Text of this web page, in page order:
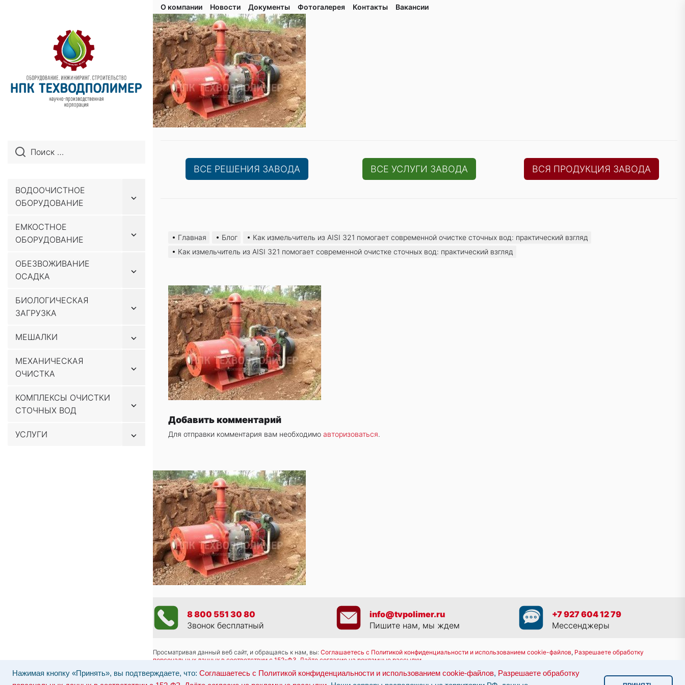
Нажимая кнопку «Принять», вы подтверждаете, что: Соглашаетесь с Политикой конфиденциальности и использованием cookie-файлов, Разрешаете обработку
ВСЕ РЕШЕНИЯ ЗАВОДА ВСЕ УСЛУГИ ЗАВОДА ВСЯ ПРОДУКЦИЯ ЗАВОДА
содержимому
ВОДООЧИСТНОЕ
ОБОРУДОВАНИЕ
Показывать
ЕМКОСТНОЕ
ОБОРУДОВАНИЕ
Показывать
ОБЕЗВОЖИВАНИЕ
ОСАДКА
Показывать
БИОЛОГИЧЕСКАЯ
ЗАГРУЗКА
Показывать
МЕШАЛКИ
Показывать
МЕХАНИЧЕСКАЯ
ОЧИСТКА
Показывать
КОМПЛЕКСЫ ОЧИСТКИ
СТОЧНЫХ ВОД
Показывать
УСЛУГИ
Показывать
Главная Блог
Как измельчитель из AISI 321 помогает современной очистке сточных вод: практический взгляд
Как измельчитель из AISI 321 помогает современной очистке сточных вод: практический взгляд
Добавить комментарий
Для отправки комментария вам необходимо авторизоваться.
О компании Новости Документы Фотогалерея Контaкты Вакaнсии
8 800 551 30 80
Звонок бесплатный
info@tvpolimer.ru
Пишите нам, мы ждем
+7 927 604 12 79
Мессенджеры
Просматривая данный веб сайт, и обращаясь к нам, вы: Соглашаетесь с Политикой конфиденциальности и использованием cookie-файлов, Разрешаете обработку
персональных данных в соответствии с 152-ФЗ Даёте согласие на рекламные рассылки
Наши серверы расположены на территории РФ, данные обрабатываются в соответствии с российским законодательством.Информация о сервере и хостинге.